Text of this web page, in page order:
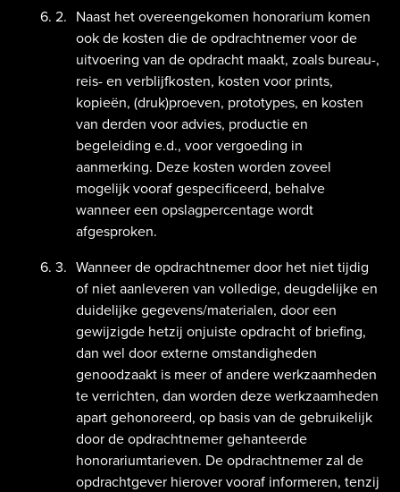
Naast het overeengekomen honorarium komen
ook de kosten die de opdrachtnemer voor de
uitvoering van de opdracht maakt, zoals bureau-,
reis- en verblijfkosten, kosten voor prints,
kopieën, (druk)proeven, prototypes, en kosten
van derden voor advies, productie en
begeleiding e.d., voor vergoeding in
aanmerking. Deze kosten worden zoveel
mogelijk vooraf gespecificeerd, behalve
wanneer een opslagpercentage wordt
afgesproken.
Wanneer de opdrachtnemer door het niet tijdig
of niet aanleveren van volledige, deugdelijke en
duidelijke gegevens/materialen, door een
gewijzigde hetzij onjuiste opdracht of briefing,
dan wel door externe omstandigheden
genoodzaakt is meer of andere werkzaamheden
te verrichten, dan worden deze werkzaamheden
apart gehonoreerd, op basis van de gebruikelijk
door de opdrachtnemer gehanteerde
honorariumtarieven. De opdrachtnemer zal de
opdrachtgever hierover vooraf informeren, tenzij